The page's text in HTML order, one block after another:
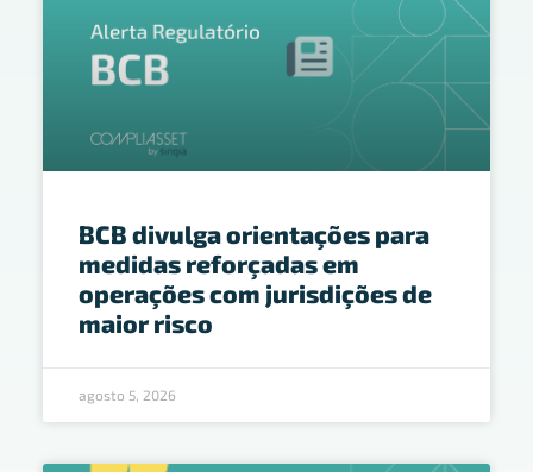
BCB divulga orientações para
medidas reforçadas em
operações com jurisdições de
maior risco
agosto 5, 2026